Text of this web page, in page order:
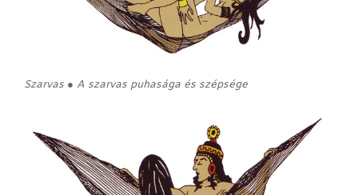
Szarvas ● A szarvas puhasága és szépsége